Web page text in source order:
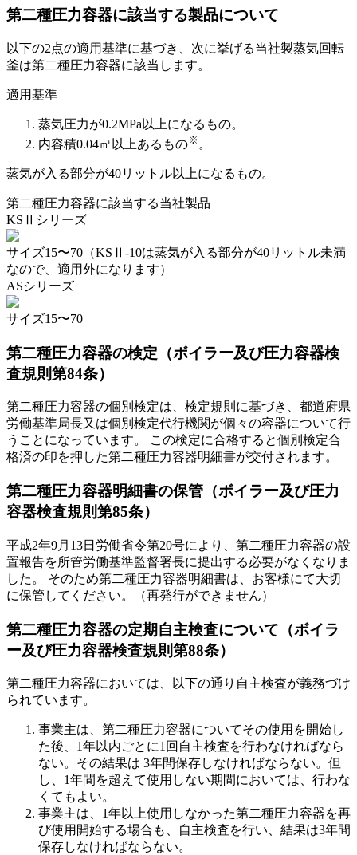
第二種圧力容器に該当する製品について
以下の2点の適用基準に基づき、次に挙げる当社製蒸気回転
釜は第二種圧力容器に該当します。
適用基準
蒸気圧力が0.2MPa以上になるもの。
内容積0.04㎥以上あるもの※ 。
蒸気が入る部分が40リットル以上になるもの。
第二種圧力容器に該当する当社製品
KSⅡシリーズ
サイズ15〜70（KSⅡ-10は蒸気が入る部分が40リットル未満
なので、適用外になります）
ASシリーズ
サイズ15〜70
第二種圧力容器の検定（ボイラー及び圧力容器検
査規則第84条）
第二種圧力容器の個別検定は、検定規則に基づき、都道府県
労働基準局長又は個別検定代行機関が個々の容器について行
うことになっています。 この検定に合格すると個別検定合
格済の印を押した第二種圧力容器明細書が交付されます。
第二種圧力容器明細書の保管（ボイラー及び圧力
容器検査規則第85条）
平成2年9月13日労働省令第20号により、第二種圧力容器の設
置報告を所管労働基準監督署長に提出する必要がなくなりま
した。 そのため第二種圧力容器明細書は、お客様にて大切
に保管してください。
（再発行ができません）
第二種圧力容器の定期自主検査について（ボイラ
ー及び圧力容器検査規則第88条）
第二種圧力容器においては、以下の通り自主検査が義務づけ
られています。
事業主は、第二種圧力容器についてその使用を開始し
た後、1年以内ごとに1回自主検査を行わなければなら
ない。その結果は 3年間保存しなければならない。但
し、1年間を超えて使用しない期間においては、行わな
くてもよい。
事業主は、1年以上使用しなかった第二種圧力容器を再
び使用開始する場合も、自主検査を行い、結果は3年間
保存しなければならない。